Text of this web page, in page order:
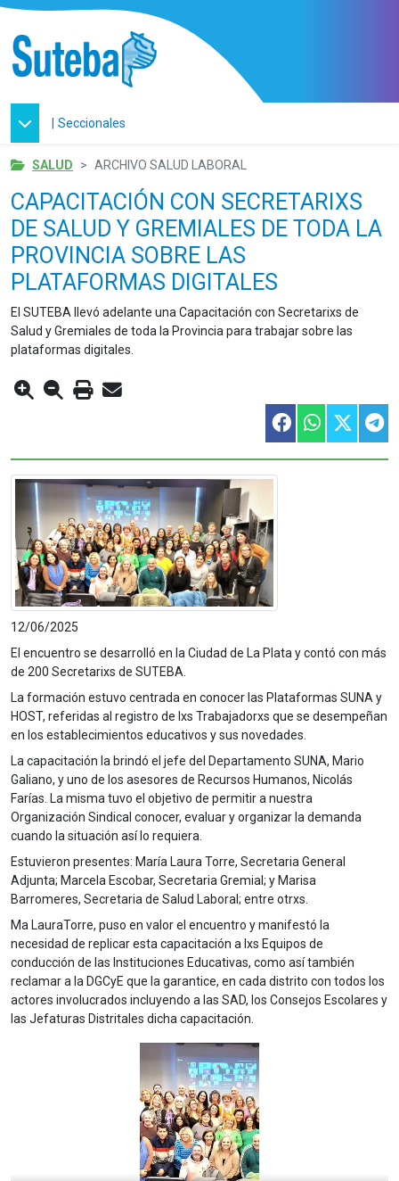
| Seccionales
SALUD ARCHIVO SALUD LABORAL
CAPACITACIÓN CON SECRETARIXS
DE SALUD Y GREMIALES DE TODA LA
PROVINCIA SOBRE LAS
PLATAFORMAS DIGITALES
El SUTEBA llevó adelante una Capacitación con Secretarixs de
Salud y Gremiales de toda la Provincia para trabajar sobre las
plataformas digitales.
12/06/2025
El encuentro se desarrolló en la Ciudad de La Plata y contó con más
de 200 Secretarixs de SUTEBA.
La formación estuvo centrada en conocer las Plataformas SUNA y
HOST, referidas al registro de lxs Trabajadorxs que se desempeñan
en los establecimientos educativos y sus novedades.
La capacitación la brindó el jefe del Departamento SUNA, Mario
Galiano, y uno de los asesores de Recursos Humanos, Nicolás
Farías. La misma tuvo el objetivo de permitir a nuestra
Organización Sindical conocer, evaluar y organizar la demanda
cuando la situación así lo requiera.
Estuvieron presentes: María Laura Torre, Secretaria General
Adjunta; Marcela Escobar, Secretaria Gremial; y Marisa
Barromeres, Secretaria de Salud Laboral; entre otrxs.
Ma LauraTorre, puso en valor el encuentro y manifestó la
necesidad de replicar esta capacitación a lxs Equipos de
conducción de las Instituciones Educativas, como así también
reclamar a la DGCyE que la garantice, en cada distrito con todos los
actores involucrados incluyendo a las SAD, los Consejos Escolares y
las Jefaturas Distritales dicha capacitación.